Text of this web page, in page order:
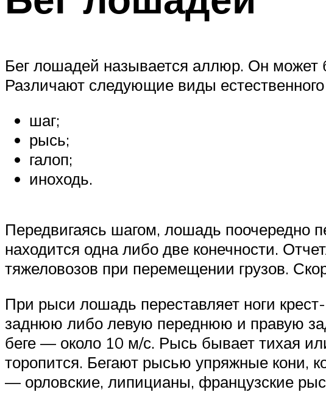
Бег лошадей называется аллюр. Он может
Различают следующие виды
шаг;
рысь;
галоп;
иноходь.
Передвигаясь шагом, лошадь поочередно
находится одна либо две конечности.
тяжеловозов при перемещении грузов.
При рыси лошадь переставляет ноги
заднюю либо левую переднюю и правую
беге — около 10 м/с. Рысь бывает тихая
торопится. Бегают рысью упряжные кони,
— орловские, липицианы, французские